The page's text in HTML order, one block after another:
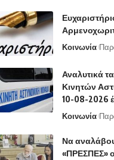
Κοινωνία
Αναλυτικά
Κινητών
10-08-2026
Κοινωνία
Να
«ΠΡΕΣΠΕΣ»